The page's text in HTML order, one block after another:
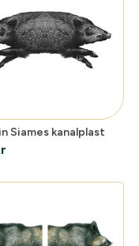
Siames kanalplast